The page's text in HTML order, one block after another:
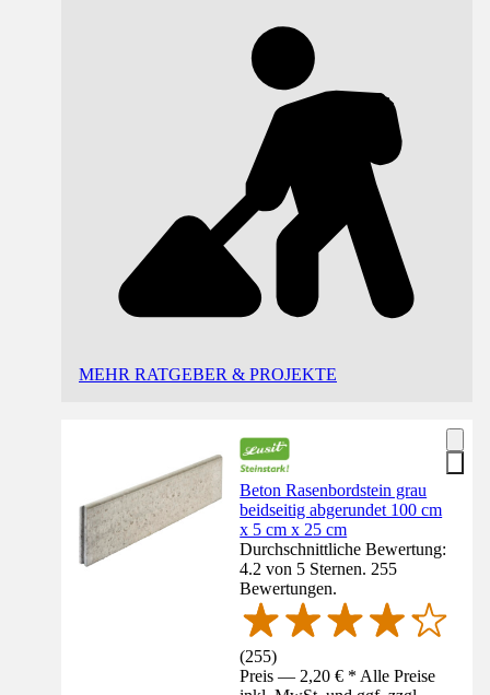
MEHR RATGEBER & PROJEKTE
Beton Rasenbordstein grau
beidseitig abgerundet 100 cm
x 5 cm x 25 cm
Durchschnittliche Bewertung:
4.2 von 5 Sternen. 255
Bewertungen.
(255)
Preis — 2,20 € * Alle Preise